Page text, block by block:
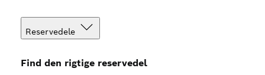
Reservedele
Find den rigtige reservedel